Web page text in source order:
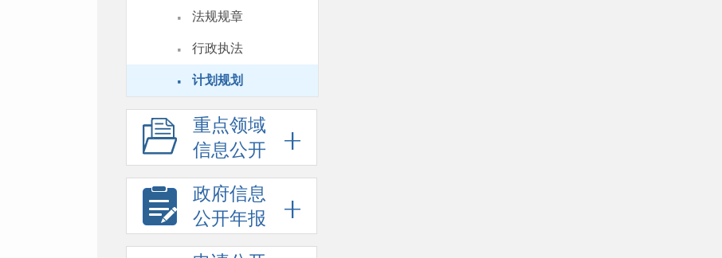
· 法规规章
· 行政执法
· 计划规划
重点领域
信息公开
政府信息
公开年报